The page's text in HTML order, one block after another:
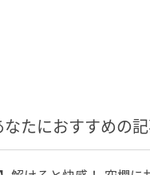
なたにおすすめの